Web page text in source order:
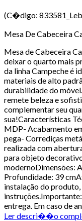
(C�digo:
Mesa De Cabeceira
Mesa de Cabeceira
deixar o quarto mais
da linha Campeche é
materiais de alto
durabilidade do
remete beleza e
complementar seu
sua!Características
MDP- Acabamento
pega- Corrediças
realizada com
para objeto
modernoDimensões:
Profundidade: 39
instalação do
entrega. Em caso de
Ler descri��o